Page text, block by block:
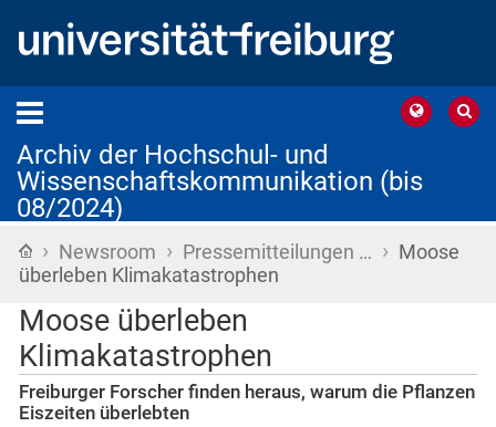
Archiv der Hochschul- und
Wissenschaftskommunikation (bis
08/2024)
Startseite
› Newsroom › Pressemitteilungen … › Moose
überleben Klimakatastrophen
Moose überleben
Klimakatastrophen
Freiburger Forscher finden heraus, warum die Pflanzen
Eiszeiten überlebten